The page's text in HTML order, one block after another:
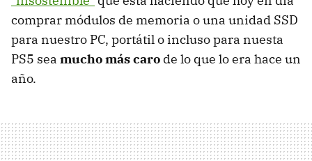
comprar módulos de memoria o una unidad SSD
para nuestro PC, portátil o incluso para nuesta
PS5 sea mucho más caro de lo que lo era hace un
año.